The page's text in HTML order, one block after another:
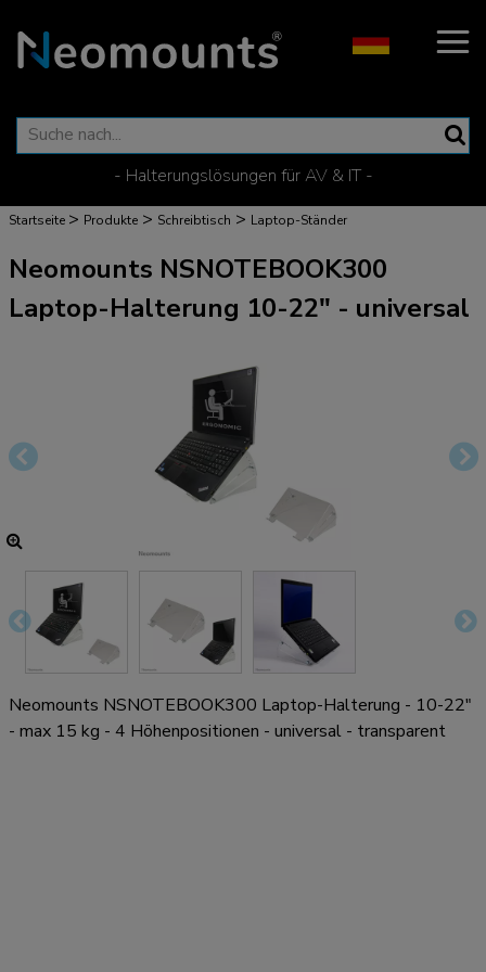
- Halterungslösungen für AV & IT -
Startseite > Produkte > Schreibtisch > Laptop-Ständer
Neomounts NSNOTEBOOK300
Laptop-Halterung 10-22" - universal
Neomounts NSNOTEBOOK300 Laptop-Halterung - 10-22"
- max 15 kg - 4 Höhenpositionen - universal - transparent